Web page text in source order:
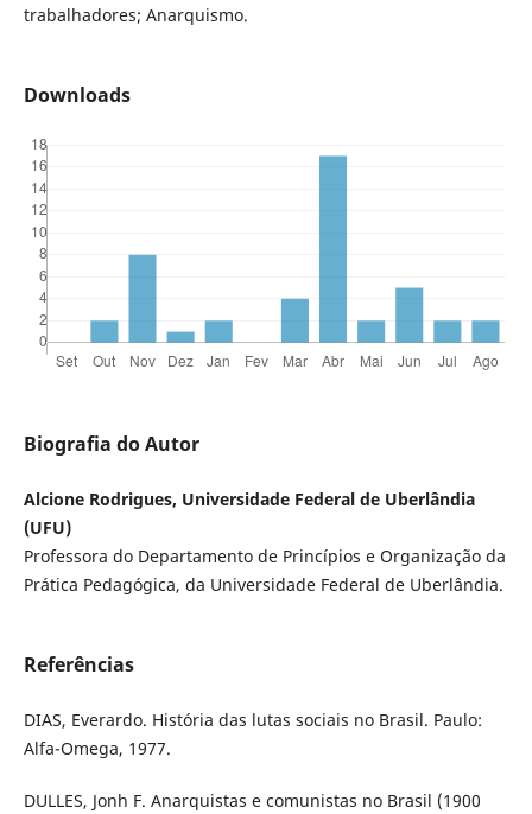
trabalhadores; Anarquismo.
Downloads
Biografia do Autor
Alcione Rodrigues, Universidade Federal de Uberlândia
(UFU)
Professora do Departamento de Princípios e Organização da
Prática Pedagógica, da Universidade Federal de Uberlândia.
Referências
DIAS, Everardo. História das lutas sociais no Brasil. Paulo:
Alfa-Omega, 1977.
DULLES, Jonh F. Anarquistas e comunistas no Brasil (1900